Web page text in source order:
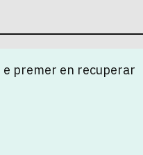
e premer en recuperar